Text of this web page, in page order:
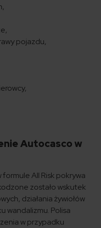
pojazdu,
Autocasco w
All Risk pokrywa
zostało wskutek
działania żywiołów
wandalizmu. Polisa
w przypadku